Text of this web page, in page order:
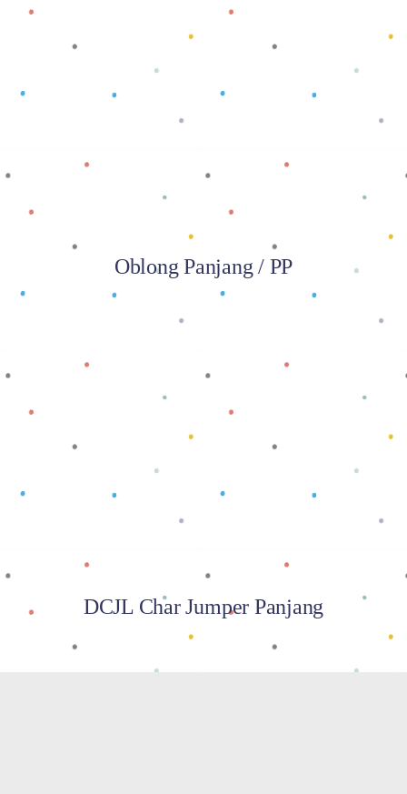
Baca selengkapnya
Oblong Panjang / PP
Baca selengkapnya
DCJL Char Jumper Panjang